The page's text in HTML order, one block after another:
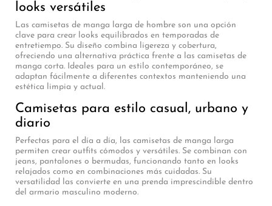
looks versátiles
Las camisetas de manga larga de hombre son una opción
clave para crear looks equilibrados en temporadas de
entretiempo. Su diseño combina ligereza y cobertura,
ofreciendo una alternativa práctica frente a las camisetas de
manga corta. Ideales para un estilo contemporáneo, se
adaptan fácilmente a diferentes contextos manteniendo una
estética limpia y actual.
Camisetas para estilo casual, urbano y
diario
Perfectas para el día a día, las camisetas de manga larga
permiten crear outfits cómodos y versátiles. Se combinan con
jeans, pantalones o bermudas, funcionando tanto en looks
relajados como en combinaciones más cuidadas. Su
versatilidad las convierte en una prenda imprescindible dentro
del armario masculino moderno.